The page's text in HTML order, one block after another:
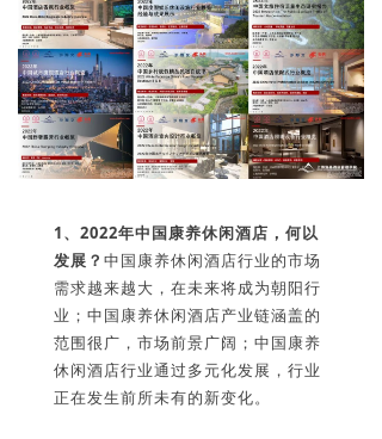
1、2022年中国康养休闲酒店，何以
发展？ 中国康养休闲酒店行业的市场
需求越来越大，在未来将成为朝阳行
业；中国康养休闲酒店产业链涵盖的
范围很广，市场前景广阔；中国康养
休闲酒店行业通过多元化发展，行业
正在发生前所未有的新变化。